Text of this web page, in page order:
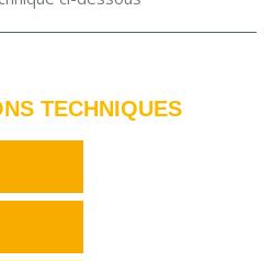
TECHNIQUES